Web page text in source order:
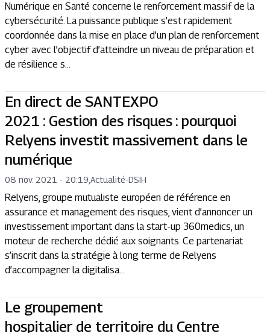
Numérique en Santé concerne le renforcement massif de la
cybersécurité. La puissance publique s’est rapidement
coordonnée dans la mise en place d’un plan de renforcement
cyber avec l’objectif d’atteindre un niveau de préparation et
de résilience s...
En direct de SANTEXPO
2021 : Gestion des risques : pourquoi
Relyens investit massivement dans le
numérique
08 nov. 2021 - 20:19,Actualité-DSIH
Relyens, groupe mutualiste européen de référence en
assurance et management des risques, vient d’annoncer un
investissement important dans la start-up 360medics, un
moteur de recherche dédié aux soignants. Ce partenariat
s’inscrit dans la stratégie à long terme de Relyens
d’accompagner la digitalisa...
Le groupement
hospitalier de territoire du Centre